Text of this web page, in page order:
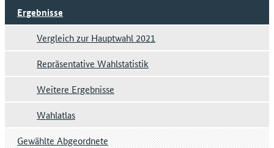
Ergebnisse
Vergleich zur Hauptwahl 2021
Repräsentative Wahlstatistik
Weitere Ergebnisse
Wahlatlas
Gewählte Abgeordnete